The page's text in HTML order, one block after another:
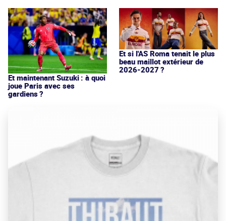
Et maintenant Suzuki : à quoi
joue Paris avec ses
gardiens ?
Et si l'AS Roma tenait le plus
beau maillot extérieur de
2026-2027 ?